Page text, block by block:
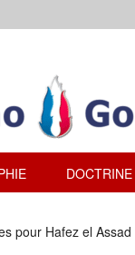
DOCTRINE
pour Hafez el Assad